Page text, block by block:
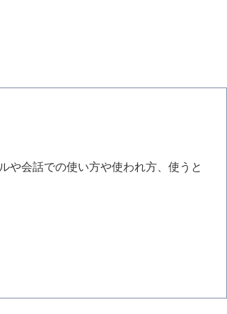
や会話での使い方や使われ方、使うと